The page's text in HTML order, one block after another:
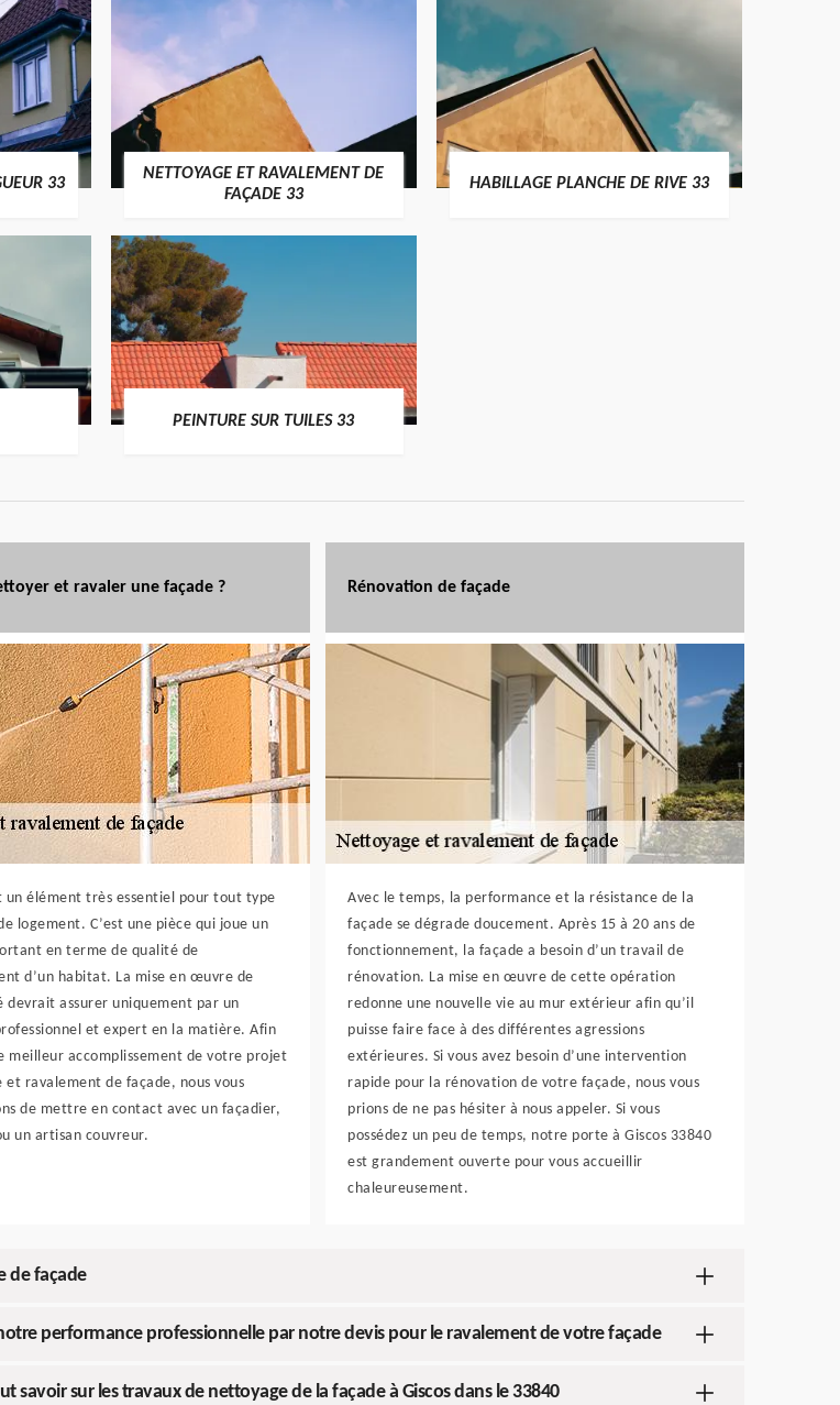
33
NETTOYAGE ET RAVALEMENT DE
FAÇADE 33
HABILLAGE PLANCHE DE RIVE 33
PEINTURE SUR TUILES 33
et ravaler une façade ?
un élément très essentiel pour tout type
logement. C’est une pièce qui joue un
en terme de qualité de
d’un habitat. La mise en œuvre de
assurer uniquement par un
et expert en la matière. Afin
meilleur accomplissement de votre projet
et ravalement de façade, nous vous
de mettre en contact avec un façadier,
un artisan couvreur.
Rénovation de façade
Avec le temps, la performance et la résistance de la
façade se dégrade doucement. Après 15 à 20 ans de
fonctionnement, la façade a besoin d’un travail de
rénovation. La mise en œuvre de cette opération
redonne une nouvelle vie au mur extérieur afin qu’il
puisse faire face à des différentes agressions
extérieures. Si vous avez besoin d’une intervention
rapide pour la rénovation de votre façade, nous vous
prions de ne pas hésiter à nous appeler. Si vous
possédez un peu de temps, notre porte à Giscos 33840
est grandement ouverte pour vous accueillir
chaleureusement.
de façade
performance professionnelle par notre devis pour le ravalement de votre façade
savoir sur les travaux de nettoyage de la façade à Giscos dans le 33840